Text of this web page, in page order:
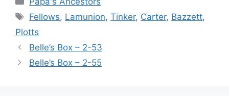
Tags
Fellows, Lamunion,Tinker, Carter, Bazzett,
Plotts
Belle’s Box – 2-53
Belle’s Box – 2-55